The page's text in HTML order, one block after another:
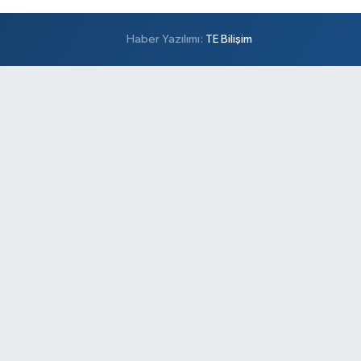
Haber Yazılımı: TE Bilişim